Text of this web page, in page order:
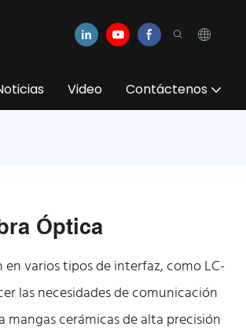
Video Contáctenos
Óptica
varios tipos de interfaz, como LC-
las necesidades de comunicación
cerámicas de alta precisión